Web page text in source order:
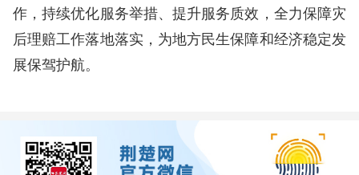
作，持续优化服务举措、提升服务质效，全力保障灾
后理赔工作落地落实，为地方民生保障和经济稳定发
展保驾护航。